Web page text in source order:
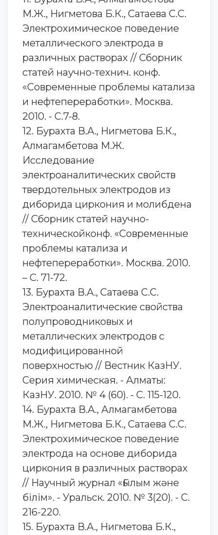
М.Ж., Нигметова Б.К., Сатаева С.С.
Электрохимическое поведение
металлического электрода в
различных растворах // Сборник
статей научно-технич. конф.
«Современные проблемы катализа
и нефтепереработки». Москва.
2010. - С.7-8.
12. Бурахта В.А., Нигметова Б.К.,
Алмагамбетова М.Ж.
Исследование
электроаналитических свойств
твердотельных электродов из
диборида циркония и молибдена
// Сборник статей научно-
техническойконф. «Современные
проблемы катализа и
нефтепереработки». Москва. 2010.
– С. 71-72.
13. Бурахта В.А., Сатаева С.С.
Электроаналитические свойства
полупроводниковых и
металлических электродов с
модифицированной
поверхностью // Вестник КазНУ.
Серия химическая. - Алматы:
КазНУ. 2010. № 4 (60). - С. 115-120.
14. Бурахта В.А., Алмагамбетова
М.Ж., Нигметова Б.К., Сатаева С.С.
Электрохимическое поведение
электрода на основе диборида
циркония в различных растворах
// Научный журнал «Ғылым және
білім». - Уральск. 2010. № 3(20). - С.
216-220.
15. Бурахта В.А., Нигметова Б.К.,